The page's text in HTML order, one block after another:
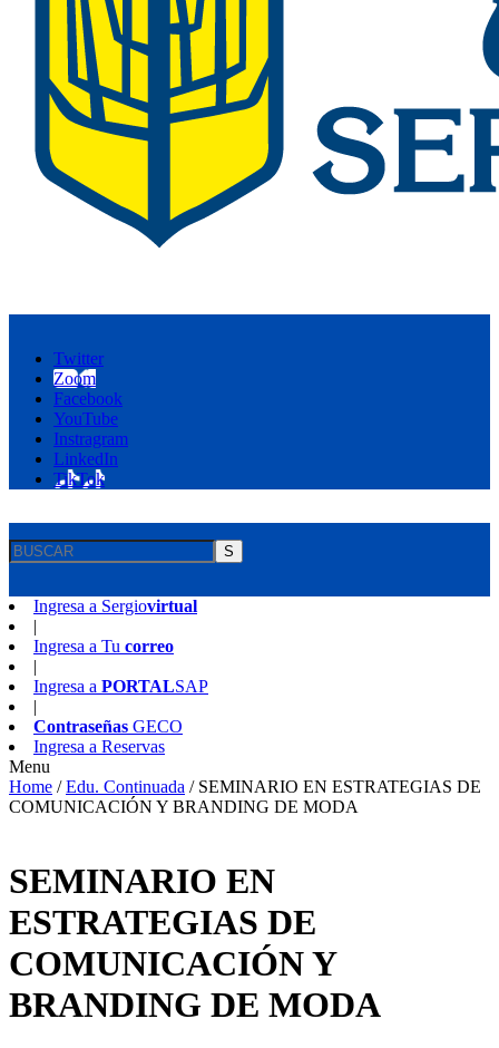
Twitter
Zoom
Facebook
YouTube
Instragram
LinkedIn
TikTok
S
Ingresa a Sergiovirtual
|
Ingresa a Tu correo
|
Ingresa a PORTALSAP
|
Contraseñas GECO
Ingresa a Reservas
Menu
Home /Edu. Continuada / SEMINARIO EN ESTRATEGIAS DE
COMUNICACIÓN Y BRANDING DE MODA
SEMINARIO EN
ESTRATEGIAS DE
COMUNICACIÓN Y
BRANDING DE MODA